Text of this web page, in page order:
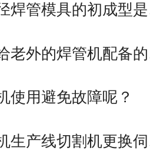
焊管模具的初成型
老外的焊管机配备
使用避免故障呢？
生产线切割机更换